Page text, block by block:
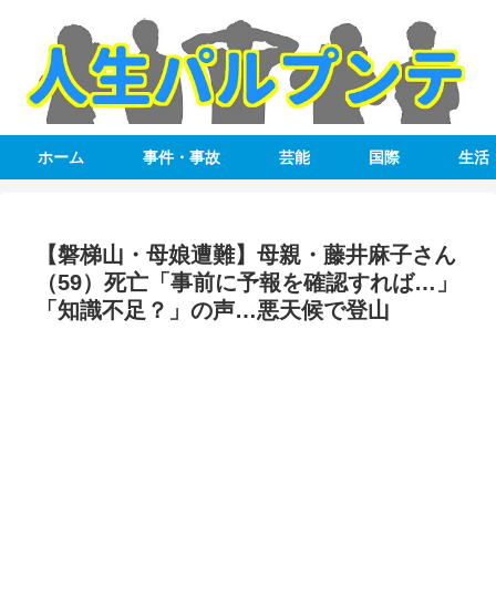
ホーム 事件・事故 芸能 国際 生活
【磐梯山・母娘遭難】母親・藤井麻子さん
（59）死亡「事前に予報を確認すれば…」
「知識不足？」の声…悪天候で登山